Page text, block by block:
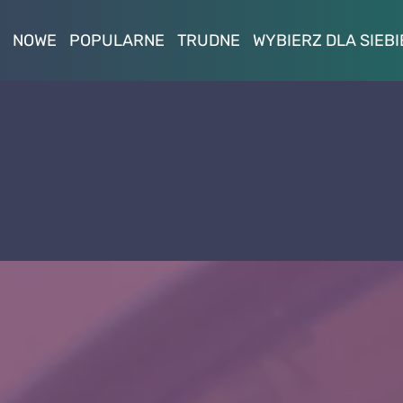
NOWE POPULARNE TRUDNE WYBIERZ DLA